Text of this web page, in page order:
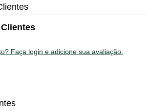
Faça login e adicione sua avaliação.